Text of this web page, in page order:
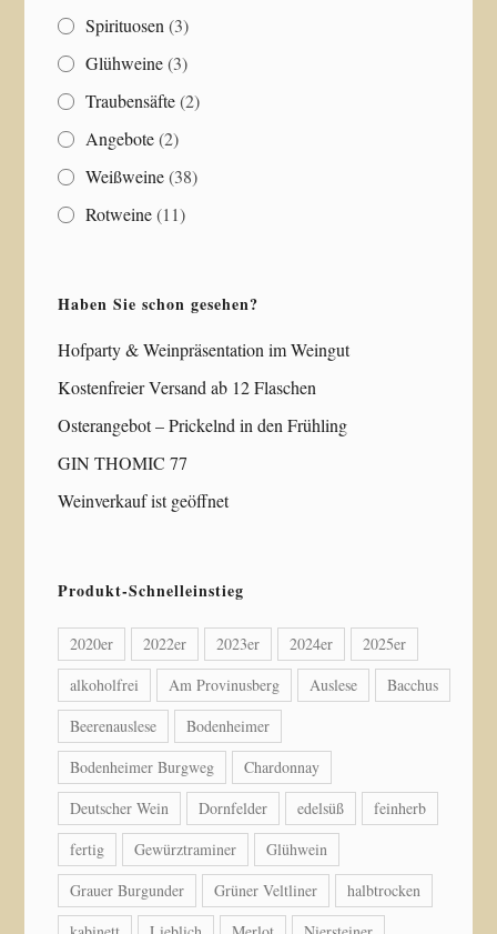
Spirituosen (3)
Glühweine (3)
Traubensäfte (2)
Angebote (2)
Weißweine (38)
Rotweine (11)
Haben Sie schon gesehen?
Hofparty & Weinpräsentation im Weingut
Kostenfreier Versand ab 12 Flaschen
Osterangebot – Prickelnd in den Frühling
GIN THOMIC 77
Weinverkauf ist geöffnet
Produkt-Schnelleinstieg
2020er 2022er 2023er 2024er
2025er
alkoholfrei
Am Provinusberg Auslese
Bacchus
Beerenauslese
Bodenheimer
Bodenheimer Burgweg
Chardonnay
Deutscher Wein
Dornfelder edelsüß
feinherb
fertig
Gewürztraminer
Glühwein
Grauer Burgunder
Grüner Veltliner
halbtrocken